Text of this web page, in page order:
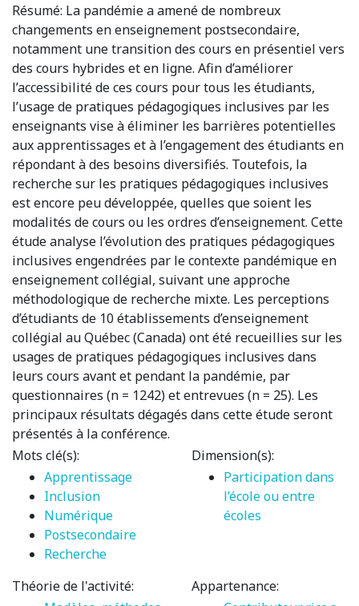
Résumé: La pandémie a amené de nombreux
changements en enseignement postsecondaire,
notamment une transition des cours en présentiel vers
des cours hybrides et en ligne. Afin d’améliorer
l’accessibilité de ces cours pour tous les étudiants,
l’usage de pratiques pédagogiques inclusives par les
enseignants vise à éliminer les barrières potentielles
aux apprentissages et à l’engagement des étudiants en
répondant à des besoins diversifiés. Toutefois, la
recherche sur les pratiques pédagogiques inclusives
est encore peu développée, quelles que soient les
modalités de cours ou les ordres d’enseignement. Cette
étude analyse l’évolution des pratiques pédagogiques
inclusives engendrées par le contexte pandémique en
enseignement collégial, suivant une approche
méthodologique de recherche mixte. Les perceptions
d’étudiants de 10 établissements d’enseignement
collégial au Québec (Canada) ont été recueillies sur les
usages de pratiques pédagogiques inclusives dans
leurs cours avant et pendant la pandémie, par
questionnaires (n = 1242) et entrevues (n = 25). Les
principaux résultats dégagés dans cette étude seront
présentés à la conférence.
Mots clé(s):
Apprentissage
Inclusion
Numérique
Postsecondaire
Recherche
Dimension(s):
Participation dans
l’école ou entre
écoles
Théorie de l'activité:
Appartenance: